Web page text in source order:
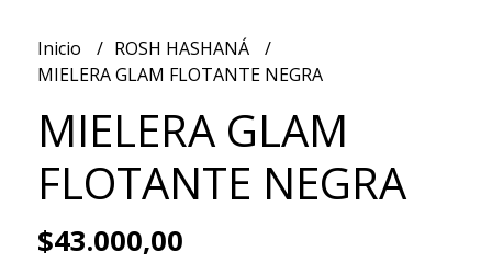
Inicio
ROSH HASHANÁ
MIELERA GLAM FLOTANTE NEGRA
MIELERA GLAM
FLOTANTE NEGRA
$43.000,00